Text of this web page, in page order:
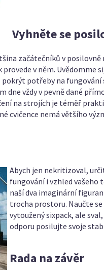
Vyhněte se
začátečníků v
v něm. Uvědomme
potřeby na fungování
dne vždy v pevně dané
na strojích je téměř
cvičence nemá většího
Abych jen nekritizoval,
fungování i vzhled vašeho
naší dva imaginární
trocha prostoru. Naučte
vytoužený sixpack, ale
odporu posilujte svoje
Rada na závěr